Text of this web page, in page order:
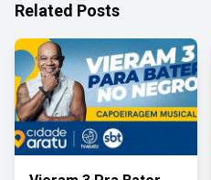
Related Posts